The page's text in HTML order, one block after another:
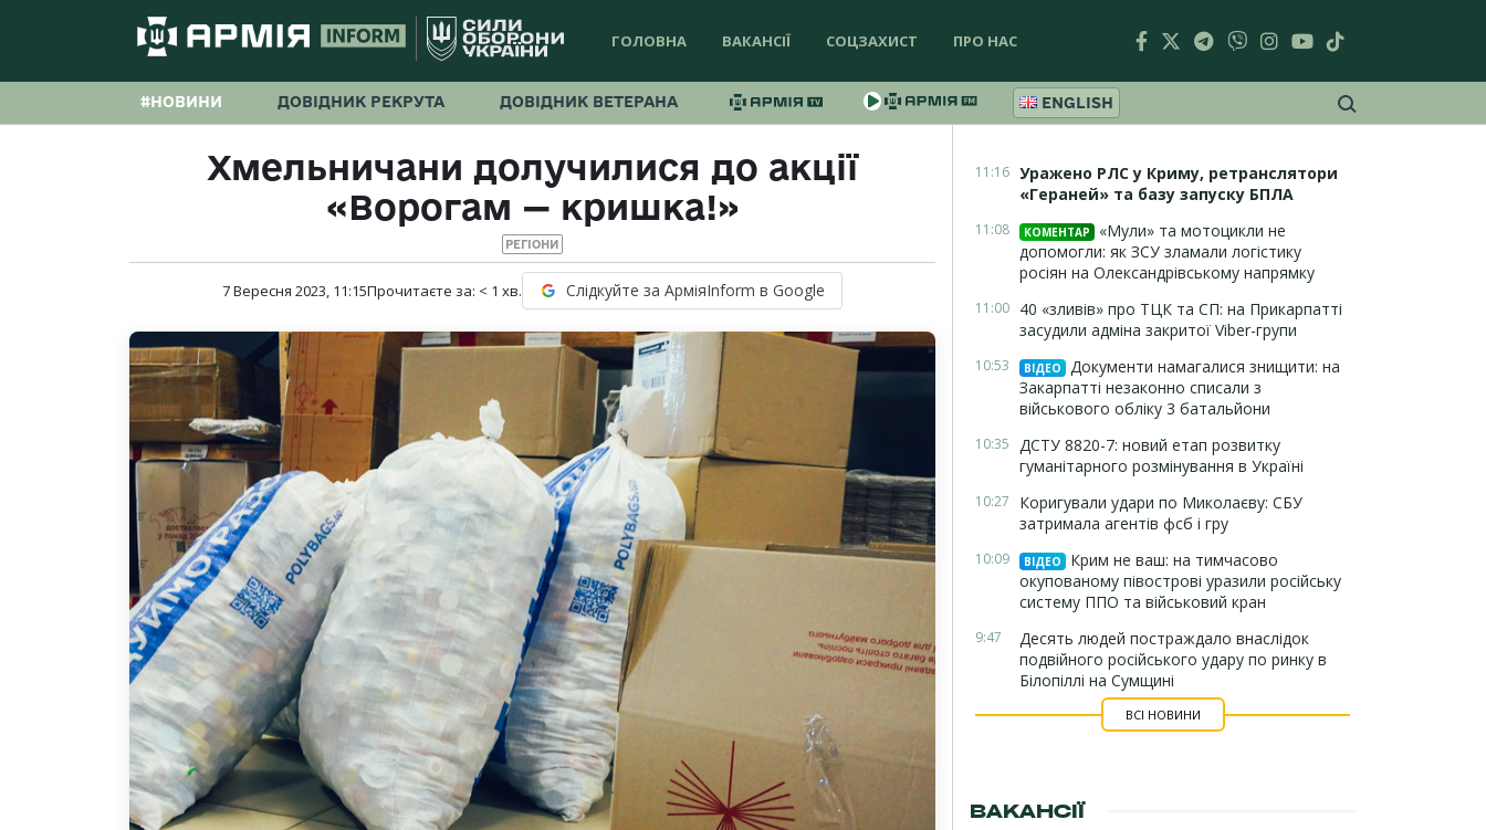
ГОЛОВНА ВАКАНСІЇ СОЦЗАХИСТ ПРО НАС
#НОВИНИ ДОВІДНИК РЕКРУТА ДОВІДНИК ВЕТЕРАНА ENGLISH
Хмельничани долучилися до акції
«Ворогам — кришка!»
РЕГІОНИ
7 Вересня 2023, 11:15Прочитаєте за: < 1 хв. Слідкуйте за АрміяInform в Google
11:16 Уражено РЛС у Криму, ретранслятори
«Гераней» та базу запуску БПЛА
11:08 КОМЕНТАР
«Мули» та мотоцикли не
допомогли: як ЗСУ зламали логістику
росіян на Олександрівському напрямку
11:00 40 «зливів» про ТЦК та СП: на Прикарпатті
засудили адміна закритої Viber-групи
10:53 ВІДЕО
Документи намагалися знищити: на
Закарпатті незаконно списали з
військового обліку 3 батальйони
10:35 ДСТУ 8820-7: новий етап розвитку
гуманітарного розмінування в Україні
10:27
Коригували удари по Миколаєву: СБУ
затримала агентів фсб і гру
10:09 ВІДЕО
Крим не ваш: на тимчасово
окупованому півострові уразили російську
систему ППО та військовий кран
9:47
Десять людей постраждало внаслідок
подвійного російського удару по ринку в
Білопіллі на Сумщині
ВСІ НОВИНИ
ВАКАНСІЇ